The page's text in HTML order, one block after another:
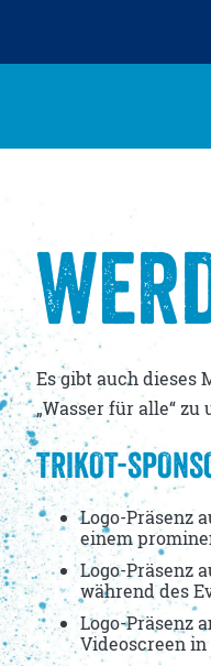
Kernteam
Pressebereich
Jobs & Praktika
Testimonials
Es gibt auch dieses
„Wasser für alle“ zu
TRIKOT-
Logo-Präsenz
einem
Logo-Präsenz
während des
Logo-Präsenz
Videoscreen